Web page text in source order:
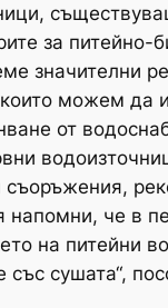
за
значителни
можем да
от
че в
на питейни
сушата“,